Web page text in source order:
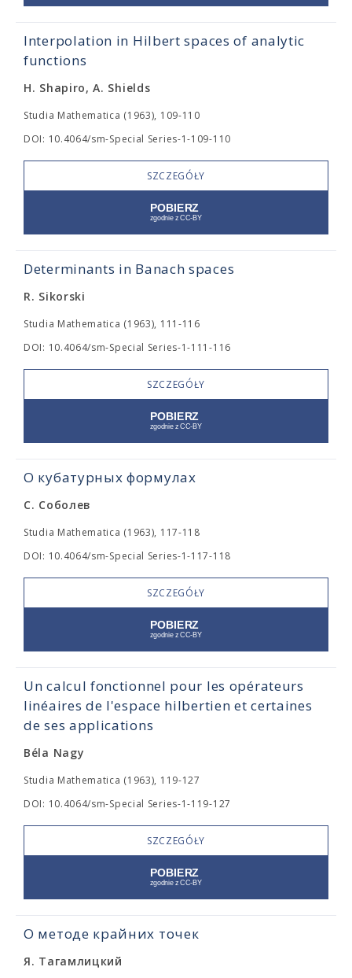
Interpolation in Hilbert spaces of analytic
functions
H. Shapiro, A. Shields
Studia Mathematica (1963), 109-110
DOI: 10.4064/sm-Special Series-1-109-110
SZCZEGÓŁY
Determinants in Banach spaces
R. Sikorski
Studia Mathematica (1963), 111-116
DOI: 10.4064/sm-Special Series-1-111-116
SZCZEGÓŁY
О кубатурных формулах
С. Соболев
Studia Mathematica (1963), 117-118
DOI: 10.4064/sm-Special Series-1-117-118
SZCZEGÓŁY
Un calcul fonctionnel pour les opérateurs
linéaires de l'espace hilbertien et certaines
de ses applications
Béla Nagy
Studia Mathematica (1963), 119-127
DOI: 10.4064/sm-Special Series-1-119-127
SZCZEGÓŁY
О методе крайних точек
Я. Тагамлицкий